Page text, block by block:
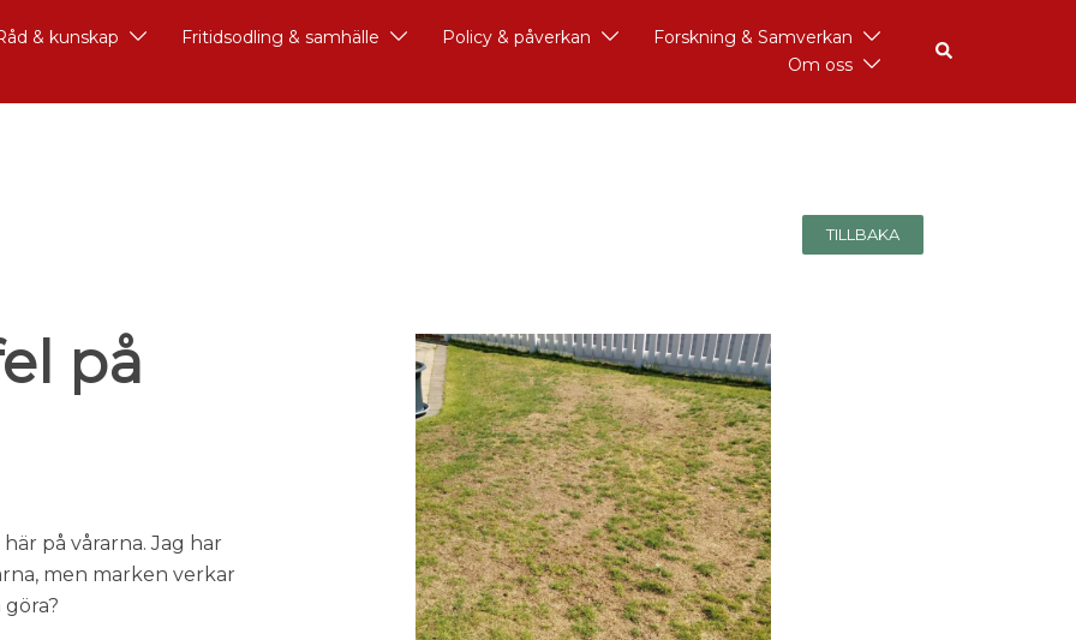
& kunskap Fritidsodling & samhälle Policy & påverkan
Forskning & Samverkan
Om oss
TILLBAKA
på
på vårarna. Jag har
men marken verkar